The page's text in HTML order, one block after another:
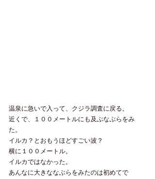
温泉に急いで入って、クジラ調査に戻る。
近くで、１００メートルにも及ぶなぶらをみ
た。
イルカ？とおもうほどすごい波？
横に１００メートル。
イルカではなかった。
あんなに大きななぶらをみたのは初めてで